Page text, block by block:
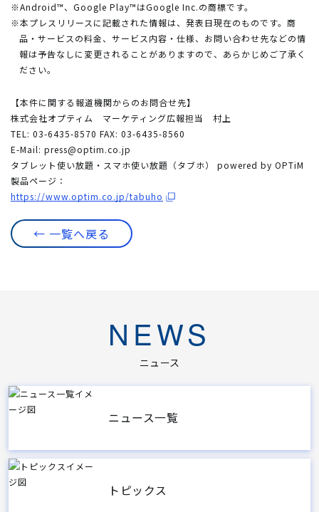
※Android™、Google Play™はGoogle Inc.の商標です。
※本プレスリリースに記載された情報は、発表日現在のものです。商
品・サービスの料金、サービス内容・仕様、お問い合わせ先などの情
報は予告なしに変更されることがありますので、あらかじめご了承く
ださい。
【本件に関する報道機関からのお問合せ先】
株式会社オプティム マーケティング広報担当 村上
TEL: 03-6435-8570 FAX: 03-6435-8560
E-Mail: press@optim.co.jp
タブレット使い放題・スマホ使い放題（タブホ） powered by OPTiM
製品ページ：
https://www.optim.co.jp/tabuho
← 一覧へ戻る
NEWS
ニュース
ニュース一覧
トピックス